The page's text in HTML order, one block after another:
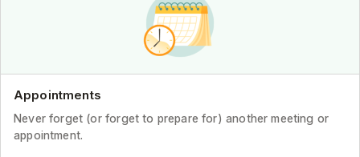
Appointments
Never forget (or forget to prepare for) another meeting or
appointment.